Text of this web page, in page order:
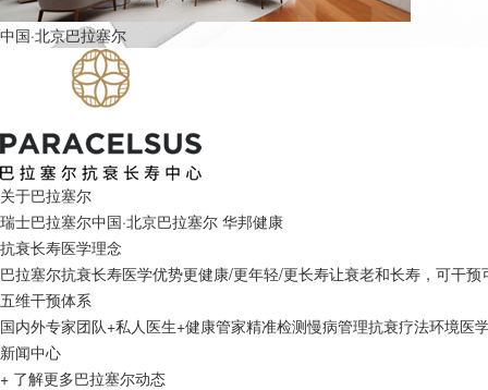
中国·北京巴拉塞尔
关于巴拉塞尔
瑞士巴拉塞尔中国·北京巴拉塞尔 华邦健康
抗衰长寿医学理念
巴拉塞尔抗衰长寿医学优势更健康/更年轻/更长寿让衰老和长寿，可干预
五维干预体系
国内外专家团队+私人医生+健康管家精准检测慢病管理抗衰疗法环境医
新闻中心
+ 了解更多巴拉塞尔动态